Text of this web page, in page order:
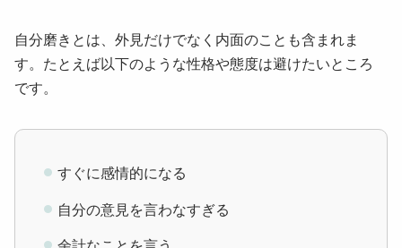
自分磨きとは、外見だけでなく内面のことも含まれま
す。たとえば以下のような性格や態度は避けたいところ
です。
すぐに感情的になる
自分の意見を言わなすぎる